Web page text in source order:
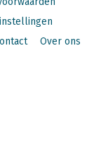
Over ons